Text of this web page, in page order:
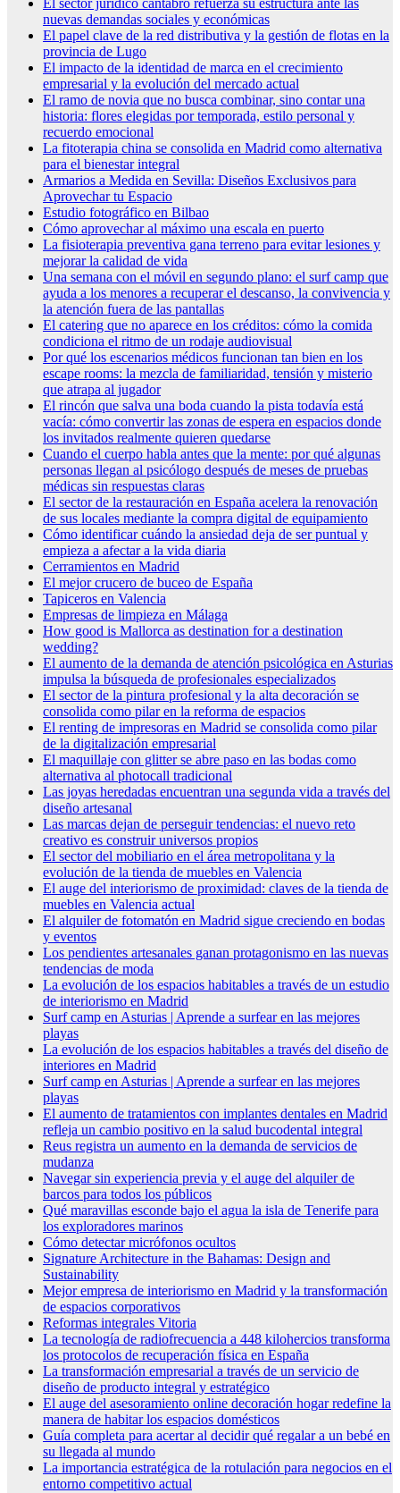
El sector jurídico cántabro refuerza su estructura ante las
nuevas demandas sociales y económicas
El papel clave de la red distributiva y la gestión de flotas en la
provincia de Lugo
El impacto de la identidad de marca en el crecimiento
empresarial y la evolución del mercado actual
El ramo de novia que no busca combinar, sino contar una
historia: flores elegidas por temporada, estilo personal y
recuerdo emocional
La fitoterapia china se consolida en Madrid como alternativa
para el bienestar integral
Armarios a Medida en Sevilla: Diseños Exclusivos para
Aprovechar tu Espacio
Estudio fotográfico en Bilbao
Cómo aprovechar al máximo una escala en puerto
La fisioterapia preventiva gana terreno para evitar lesiones y
mejorar la calidad de vida
Una semana con el móvil en segundo plano: el surf camp que
ayuda a los menores a recuperar el descanso, la convivencia y
la atención fuera de las pantallas
El catering que no aparece en los créditos: cómo la comida
condiciona el ritmo de un rodaje audiovisual
Por qué los escenarios médicos funcionan tan bien en los
escape rooms: la mezcla de familiaridad, tensión y misterio
que atrapa al jugador
El rincón que salva una boda cuando la pista todavía está
vacía: cómo convertir las zonas de espera en espacios donde
los invitados realmente quieren quedarse
Cuando el cuerpo habla antes que la mente: por qué algunas
personas llegan al psicólogo después de meses de pruebas
médicas sin respuestas claras
El sector de la restauración en España acelera la renovación
de sus locales mediante la compra digital de equipamiento
Cómo identificar cuándo la ansiedad deja de ser puntual y
empieza a afectar a la vida diaria
Cerramientos en Madrid
El mejor crucero de buceo de España
Tapiceros en Valencia
Empresas de limpieza en Málaga
How good is Mallorca as destination for a destination
wedding?
El aumento de la demanda de atención psicológica en Asturias
impulsa la búsqueda de profesionales especializados
El sector de la pintura profesional y la alta decoración se
consolida como pilar en la reforma de espacios
El renting de impresoras en Madrid se consolida como pilar
de la digitalización empresarial
El maquillaje con glitter se abre paso en las bodas como
alternativa al photocall tradicional
Las joyas heredadas encuentran una segunda vida a través del
diseño artesanal
Las marcas dejan de perseguir tendencias: el nuevo reto
creativo es construir universos propios
El sector del mobiliario en el área metropolitana y la
evolución de la tienda de muebles en Valencia
El auge del interiorismo de proximidad: claves de la tienda de
muebles en Valencia actual
El alquiler de fotomatón en Madrid sigue creciendo en bodas
y eventos
Los pendientes artesanales ganan protagonismo en las nuevas
tendencias de moda
La evolución de los espacios habitables a través de un estudio
de interiorismo en Madrid
Surf camp en Asturias | Aprende a surfear en las mejores
playas
La evolución de los espacios habitables a través del diseño de
interiores en Madrid
Surf camp en Asturias | Aprende a surfear en las mejores
playas
El aumento de tratamientos con implantes dentales en Madrid
refleja un cambio positivo en la salud bucodental integral
Reus registra un aumento en la demanda de servicios de
mudanza
Navegar sin experiencia previa y el auge del alquiler de
barcos para todos los públicos
Qué maravillas esconde bajo el agua la isla de Tenerife para
los exploradores marinos
Cómo detectar micrófonos ocultos
Signature Architecture in the Bahamas: Design and
Sustainability
Mejor empresa de interiorismo en Madrid y la transformación
de espacios corporativos
Reformas integrales Vitoria
La tecnología de radiofrecuencia a 448 kilohercios transforma
los protocolos de recuperación física en España
La transformación empresarial a través de un servicio de
diseño de producto integral y estratégico
El auge del asesoramiento online decoración hogar redefine la
manera de habitar los espacios domésticos
Guía completa para acertar al decidir qué regalar a un bebé en
su llegada al mundo
La importancia estratégica de la rotulación para negocios en el
entorno competitivo actual